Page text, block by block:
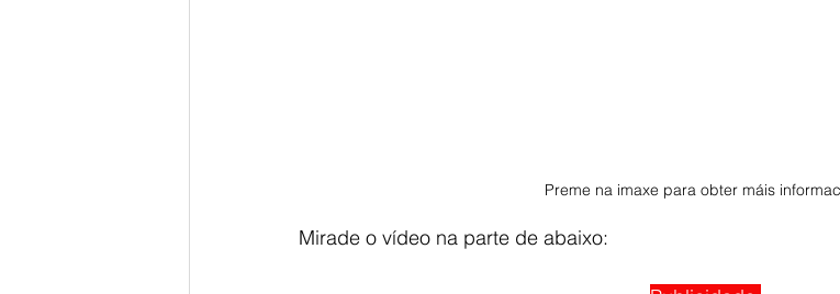
Preme na imaxe para obter máis
Mirade o vídeo na parte de abaixo: